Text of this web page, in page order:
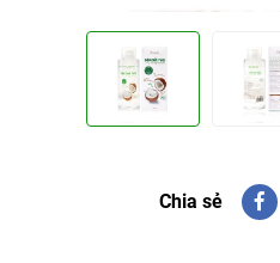
Chia sẻ